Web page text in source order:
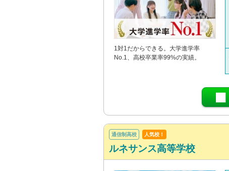
1対1だからできる。大学進学率
No.1、高校卒業率99%の実績。
通信制高校 人気校！
ルネサンス高等学校